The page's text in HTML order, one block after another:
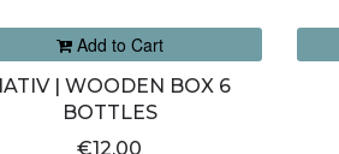
Add to Cart
| WOODEN BOX 6
BOTTLES
€12.00